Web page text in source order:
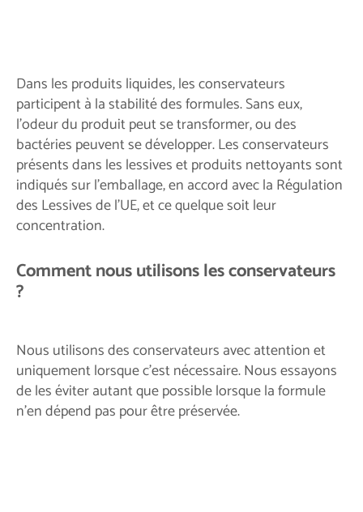
Dans les produits liquides, les conservateurs
participent à la stabilité des formules. Sans eux,
l'odeur du produit peut se transformer, ou des
bactéries peuvent se développer. Les conservateurs
présents dans les lessives et produits nettoyants sont
indiqués sur l'emballage, en accord avec la Régulation
des Lessives de l'UE, et ce quelque soit leur
concentration.
Comment nous utilisons les conservateurs
?
Nous utilisons des conservateurs avec attention et
uniquement lorsque c'est nécessaire. Nous essayons
de les éviter autant que possible lorsque la formule
n'en dépend pas pour être préservée.